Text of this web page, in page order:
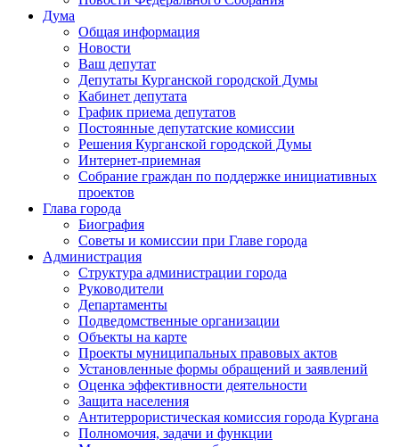
Дума
Общая информация
Новости
Ваш депутат
Депутаты Курганской городской Думы
Кабинет депутата
График приема депутатов
Постоянные депутатские комиссии
Решения Курганской городской Думы
Интернет-приемная
Собрание граждан по поддержке инициативных
проектов
Глава города
Биография
Советы и комиссии при Главе города
Администрация
Структура администрации города
Руководители
Департаменты
Подведомственные организации
Объекты на карте
Проекты муниципальных правовых актов
Установленные формы обращений и заявлений
Оценка эффективности деятельности
Защита населения
Антитеррористическая комиссия города Кургана
Полномочия, задачи и функции